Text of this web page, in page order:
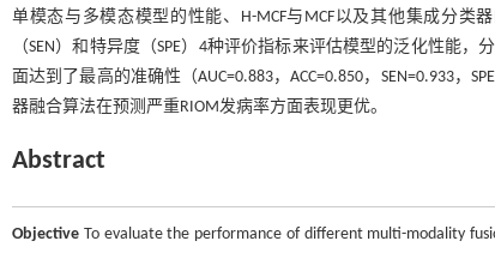
单模态与多模态模型的性能、H-MCF与MCF以及其他集成分类
（SEN）和特异度（SPE）4种评价指标来评估模型的泛化性能，
面达到了最高的准确性（AUC=0.883，ACC=0.850，SEN=0.933，
器融合算法在预测严重RIOM发病率方面表现更优。
Abstract
Objective To evaluate the performance of different multi-modality